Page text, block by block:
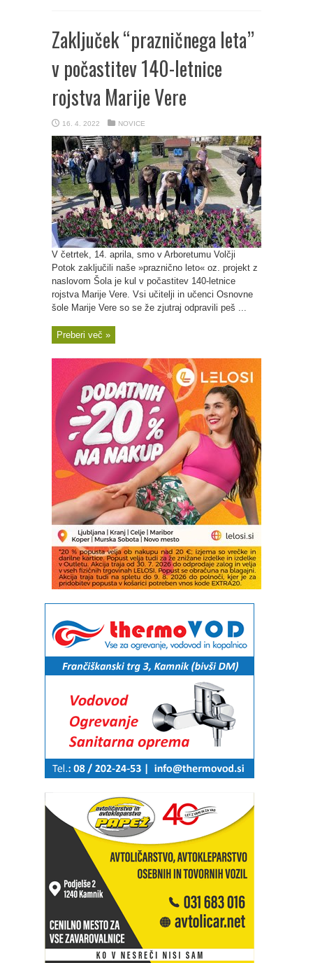
Zaključek “prazničnega leta”
v počastitev 140-letnice
rojstva Marije Vere
16. 4. 2022 NOVICE
V četrtek, 14. aprila, smo v Arboretumu Volčji
Potok zaključili naše »praznično leto« oz. projekt z
naslovom Šola je kul v počastitev 140-letnice
rojstva Marije Vere. Vsi učitelji in učenci Osnovne
šole Marije Vere so se že zjutraj odpravili peš ...
Preberi več »